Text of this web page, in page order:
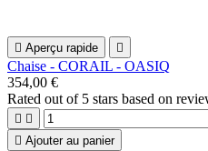
 Aperçu rapide 
Chaise - CORAIL - OASIQ
354,00 €
Rated out of 5 stars based on
 
 Ajouter au panier